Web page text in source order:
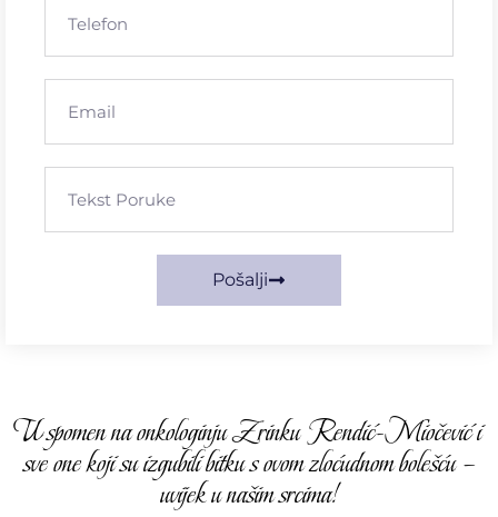
Pošalji
U spomen na onkologinju Zrinku Rendić-Miočević i
sve one koji su izgubili bitku s ovom zloćudnom bolešću –
uvijek u našim srcima!